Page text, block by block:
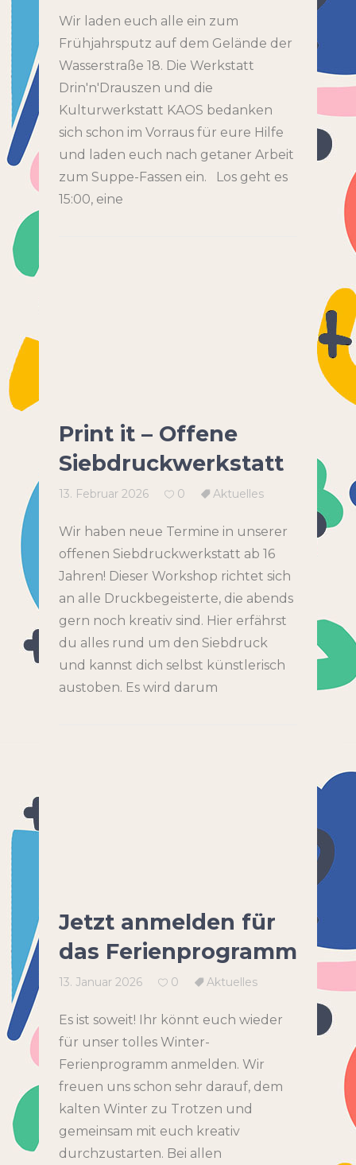
Wir laden euch alle ein zum
Frühjahrsputz auf dem Gelände der
Wasserstraße 18. Die Werkstatt
Drin'n'Drauszen und die
Kulturwerkstatt KAOS bedanken
sich schon im Vorraus für eure Hilfe
und laden euch nach getaner Arbeit
zum Suppe-Fassen ein. Los geht es
15:00, eine
Print it – Offene
Siebdruckwerkstatt
13. Februar 2026 0 Aktuelles
Wir haben neue Termine in unserer
offenen Siebdruckwerkstatt ab 16
Jahren! Dieser Workshop richtet sich
an alle Druckbegeisterte, die abends
gern noch kreativ sind. Hier erfährst
du alles rund um den Siebdruck
und kannst dich selbst künstlerisch
austoben. Es wird darum
Jetzt anmelden für
das Ferienprogramm
13. Januar 2026 0 Aktuelles
Es ist soweit! Ihr könnt euch wieder
für unser tolles Winter-
Ferienprogramm anmelden. Wir
freuen uns schon sehr darauf, dem
kalten Winter zu Trotzen und
gemeinsam mit euch kreativ
durchzustarten. Bei allen